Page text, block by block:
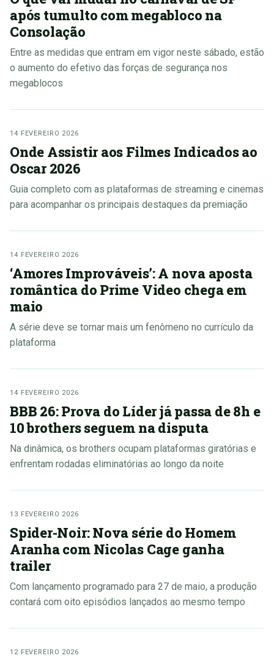
após tumulto com megabloco na
Consolação
Entre as medidas que entram em vigor neste sábado, estão
o aumento do efetivo das forças de segurança nos
megablocos
14 FEVEREIRO 2026
Onde Assistir aos Filmes Indicados ao
Oscar 2026
Guia completo com as plataformas de streaming e cinemas
para acompanhar os principais destaques da premiação
14 FEVEREIRO 2026
‘Amores Improváveis’: A nova aposta
romântica do Prime Video chega em
maio
A série deve se tornar mais um fenômeno no currículo da
plataforma
14 FEVEREIRO 2026
BBB 26: Prova do Líder já passa de 8h e
10 brothers seguem na disputa
Na dinâmica, os brothers ocupam plataformas giratórias e
enfrentam rodadas eliminatórias ao longo da noite
13 FEVEREIRO 2026
Spider-Noir: Nova série do Homem
Aranha com Nicolas Cage ganha
trailer
Com lançamento programado para 27 de maio, a produção
contará com oito episódios lançados ao mesmo tempo
12 FEVEREIRO 2026